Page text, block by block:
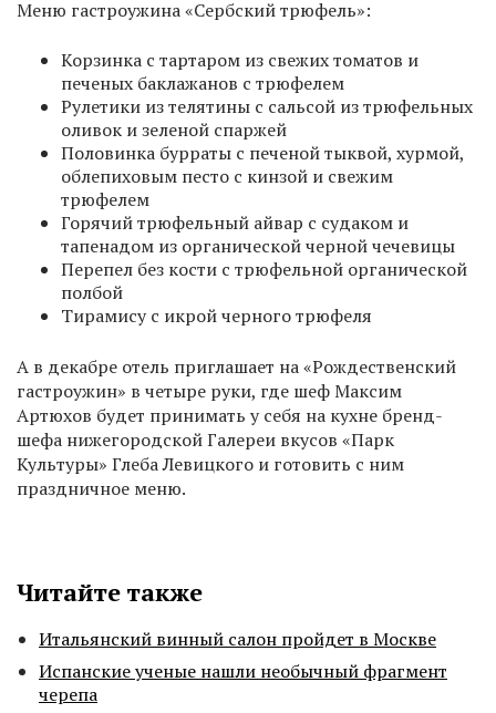
Меню гастроужина «Сербский трюфель»:
Корзинка с тартаром из свежих томатов и
печеных баклажанов с трюфелем
Рулетики из телятины с сальсой из трюфельных
оливок и зеленой спаржей
Половинка бурраты с печеной тыквой, хурмой,
облепиховым песто с кинзой и свежим
трюфелем
Горячий трюфельный айвар с судаком и
тапенадом из органической черной чечевицы
Перепел без кости с трюфельной органической
полбой
Тирамису с икрой черного трюфеля
А в декабре отель приглашает на «Рождественский
гастроужин» в четыре руки, где шеф Максим
Артюхов будет принимать у себя на кухне бренд-
шефа нижегородской Галереи вкусов «Парк
Культуры» Глеба Левицкого и готовить с ним
праздничное меню.
Читайте также
Итальянский винный салон пройдет в Москве
Испанские ученые нашли необычный фрагмент
черепа